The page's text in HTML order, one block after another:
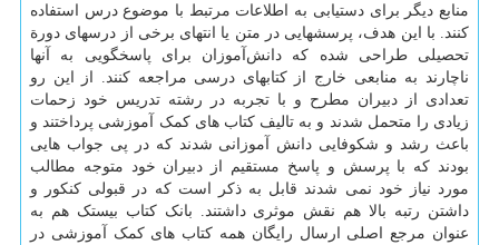
منابع دیگر برای دستیابی به اطلاعات مرتبط با موضوع درس استفاده
کنند. با این هدف، پرسشهایی در متن یا انتهای برخی از درسهای دورة
تحصیلی طراحی شده‏ که دانش‌آموزان برای پاسخگویی به آنها
ناچارند به منابعی خارج از کتابهای درسی مراجعه کنند. از این رو
تعدادی از دبیران مطرح و با تجربه در رشته تدریس خود زحمات
زیادی را متحمل شدند و به تالیف کتاب های کمک آموزشی پرداختند و
باعث رشد و شکوفایی دانش آموزانی شدند که در پی جواب هایی
بودند که با پرسش و پاسخ مستقیم از دبیران خود متوجه مطالب
مورد نیاز خود نمی شدند قابل به ذکر است که در قبولی کنکور و
داشتن رتبه بالا هم نقش موثری داشتند. بانک کتاب بیستک هم به
عنوان مرجع اصلی ارسال رایگان همه کتاب های کمک آموزشی در